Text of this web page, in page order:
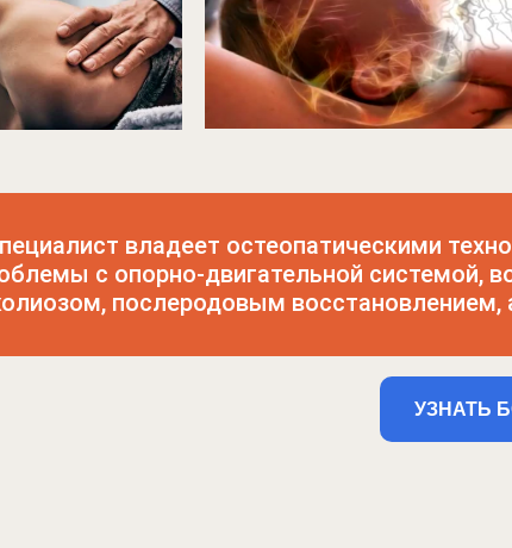
УЗНАТЬ
владеет остеопатическими
с опорно-двигательной системой,
послеродовым
Комплексное ведение
пациентом
(от 15 000₽/лечебный